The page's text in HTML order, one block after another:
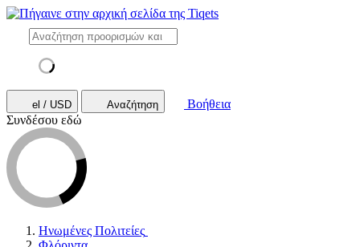
el / USD Αναζήτηση
Βοήθεια
Συνδέσου εδώ
Ηνωμένες Πολιτείες